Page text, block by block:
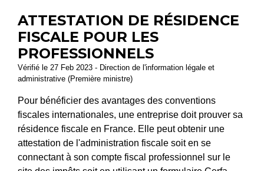
ATTESTATION DE RÉSIDENCE
FISCALE POUR LES
PROFESSIONNELS
Vérifié le 27 Feb 2023 - Direction de l'information légale et
administrative (Première ministre)
Pour bénéficier des avantages des conventions
fiscales internationales, une entreprise doit prouver sa
résidence fiscale en France. Elle peut obtenir une
attestation de l'administration fiscale soit en se
connectant à son compte fiscal professionnel sur le